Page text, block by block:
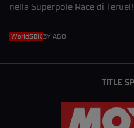
nella Superpole Race di Teruel!
WorldSBK 3Y AGO
TITLE